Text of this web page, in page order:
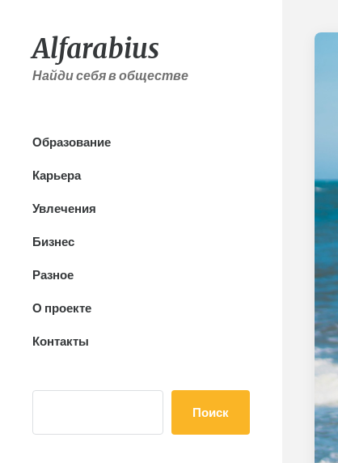
Alfarabius
Найди себя в обществе
Образование
Карьера
Увлечения
Бизнес
Разное
О проекте
Контакты
Поиск